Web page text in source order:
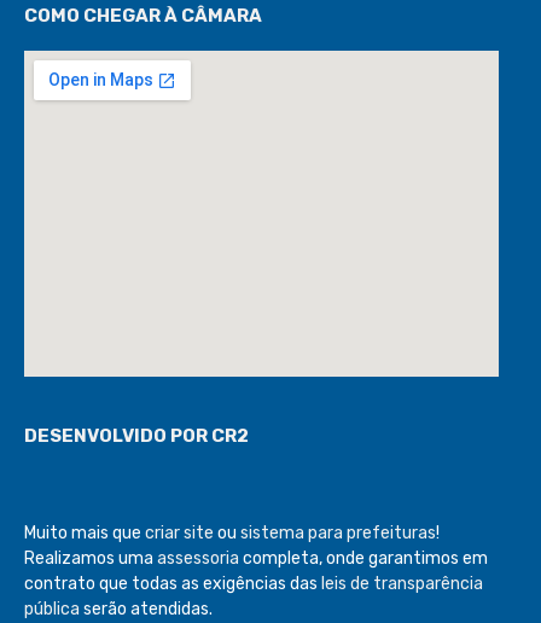
COMO CHEGAR À CÂMARA
DESENVOLVIDO POR CR2
Muito mais que criar site ou sistema para prefeituras!
Realizamos uma assessoria completa, onde garantimos em
contrato que todas as exigências das leis de transparência
pública serão atendidas.